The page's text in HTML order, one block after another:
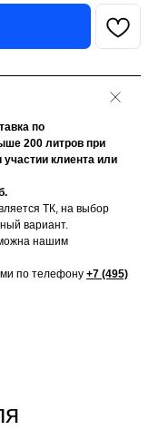
по
200 литров при
клиента или
ТК, на выбор
вариант.
нашим
по телефону +7 (495)